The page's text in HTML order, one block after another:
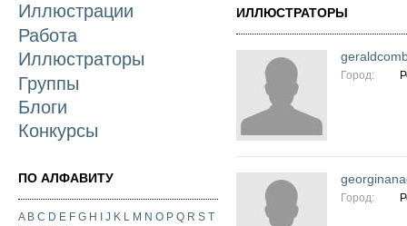
Иллюстрации
Работа
Иллюстраторы
Группы
Блоги
Конкурсы
ПО АЛФАВИТУ
A B C D E F G H J K L M N O P Q R S T
ИЛЛЮСТРАТОРЫ
Город:
Город: